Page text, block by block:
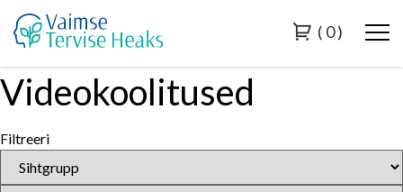
0
Videokoolitused
Filtreeri